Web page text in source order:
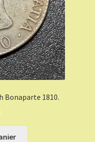
Bonaparte 1810.